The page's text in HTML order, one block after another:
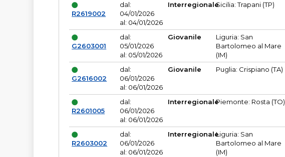
R2619002
dal:
04/01/2026
al: 04/01/2026
InterregionaleSicilia: Trapani (TP)
G2603001
dal:
05/01/2026
al: 05/01/2026
Giovanile
Liguria: San
Bartolomeo al Mare
(IM)
G2616002
dal:
06/01/2026
al: 06/01/2026
Giovanile Puglia: Crispiano (TA)
R2601005
dal:
06/01/2026
al: 06/01/2026
InterregionalePiemonte: Rosta (TO)
R2603002
dal:
06/01/2026
al: 06/01/2026
InterregionaleLiguria: San
Bartolomeo al Mare
(IM)